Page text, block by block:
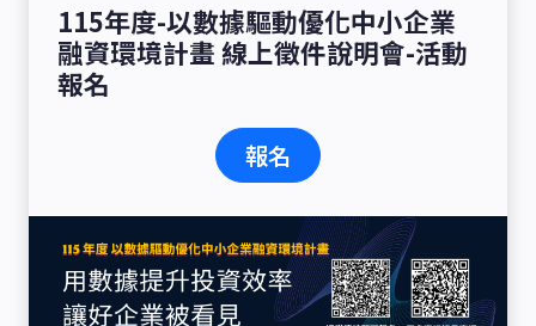
115年度-以數據驅動優化中小企業
融資環境計畫 線上徵件說明會-活動
報名
報名